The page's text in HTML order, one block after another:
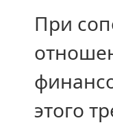
При
этого